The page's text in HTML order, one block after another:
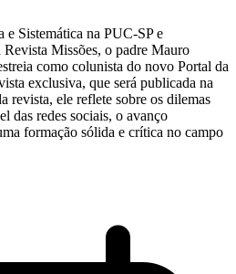
Sistemática na PUC-SP e
Missões, o padre Mauro
como colunista do novo Portal da
exclusiva, que será publicada na
revista, ele reflete sobre os dilemas
das redes sociais, o avanço
formação sólida e crítica no campo